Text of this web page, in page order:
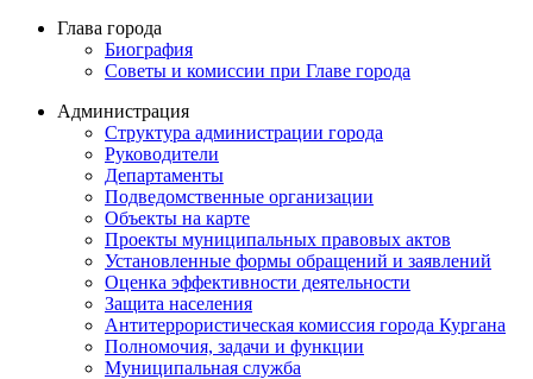
Глава города
Биография
Советы и комиссии при Главе города
Администрация
Структура администрации города
Руководители
Департаменты
Подведомственные организации
Объекты на карте
Проекты муниципальных правовых актов
Установленные формы обращений и заявлений
Оценка эффективности деятельности
Защита населения
Антитеррористическая комиссия города Кургана
Полномочия, задачи и функции
Муниципальная служба